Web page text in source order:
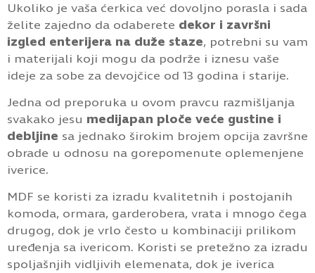
Ukoliko je vaša ćerkica već dovoljno porasla i sada
želite zajedno da odaberete dekor i završni
izgled enterijera na duže staze, potrebni su vam
i materijali koji mogu da podrže i iznesu vaše
ideje za sobe za devojčice od 13 godina i starije.
Jedna od preporuka u ovom pravcu razmišljanja
svakako jesu medijapan ploče veće gustine i
debljine sa jednako širokim brojem opcija završne
obrade u odnosu na gorepomenute oplemenjene
iverice.
MDF se koristi za izradu kvalitetnih i postojanih
komoda, ormara, garderobera, vrata i mnogo čega
drugog, dok je vrlo često u kombinaciji prilikom
uređenja sa ivericom. Koristi se pretežno za izradu
spoljašnjih vidljivih elemenata, dok je iverica